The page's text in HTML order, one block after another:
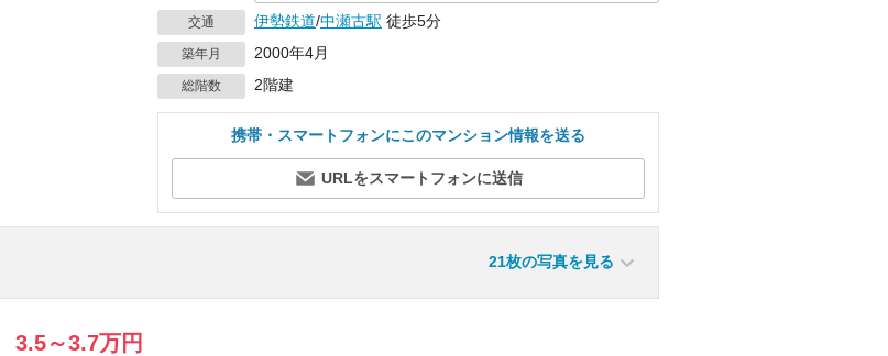
交通 伊勢鉄道/中瀬古駅 徒歩5分
築年月 2000年4月
総階数 2階建
携帯・スマートフォンにこのマンション情報を送る
URLをスマートフォンに送信
21枚の写真を見る
3.5～3.7万円